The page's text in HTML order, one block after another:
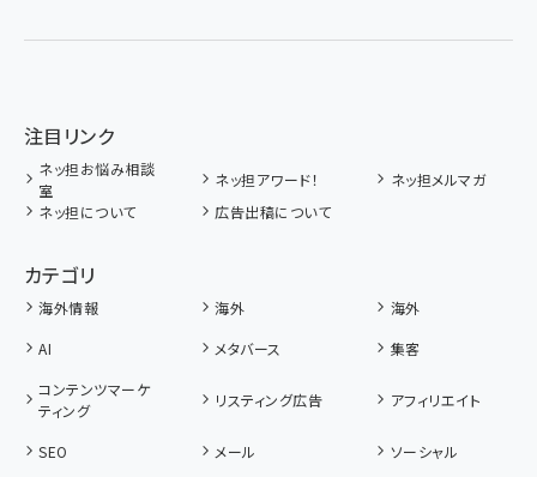
注目リンク
ネッ担お悩み相談
室
ネッ担アワード！
ネッ担メルマガ
ネッ担について
広告出稿について
カテゴリ
海外情報 海外
海外
AI
メタバース
集客
コンテンツマーケ
ティング
リスティング広告 アフィリエイト
SEO メール
ソーシャル